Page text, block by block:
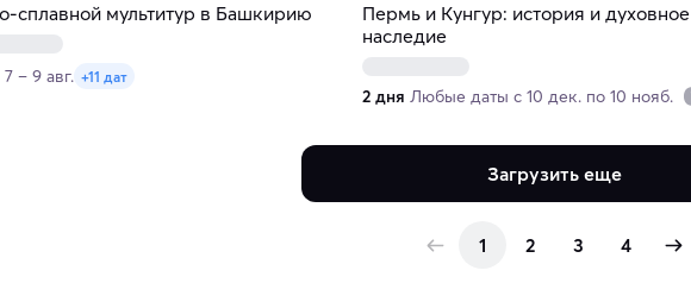
сплавной мультитур в Башкирию
7 – 9 авг. +11 дат
Пермь и Кунгур: история и духовное
наследие
2 дня Любые даты с 10 дек. по 10 нояб.
Загрузить еще
1 2 3 4